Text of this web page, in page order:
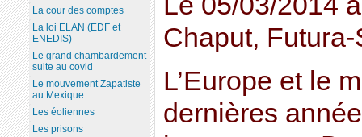
Chaput,
L’Europe et le
dernières
La cour des comptes
La loi ELAN (EDF et
ENEDIS)
Le grand chambardement
suite au covid
Le mouvement Zapatiste
au Mexique
Les éoliennes
Les prisons